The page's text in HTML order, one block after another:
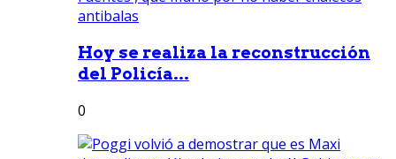
Hoy se realiza la reconstrucción
del Policía...
0